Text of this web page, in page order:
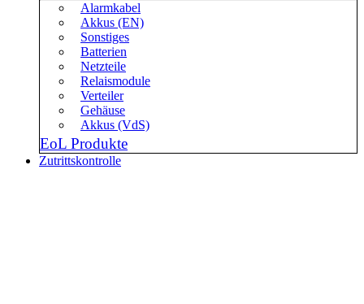
Alarmkabel
Akkus (EN)
Sonstiges
Batterien
Netzteile
Relaismodule
Verteiler
Gehäuse
Akkus (VdS)
EoL Produkte
Zutrittskontrolle